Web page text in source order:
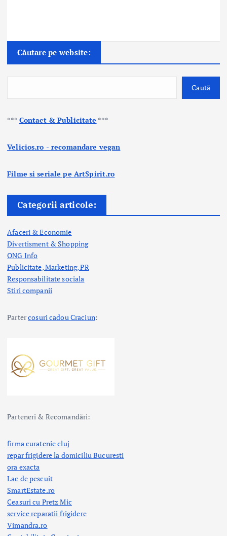
Căutare pe website:
Caută
*** Contact & Publicitate ***
Velicios.ro - recomandare vegan
Filme si seriale pe ArtSpirit.ro
Categorii articole:
Afaceri & Economie
Divertisment & Shopping
ONG Info
Publicitate, Marketing, PR
Responsabilitate sociala
Stiri companii
Partercosuri cadou Craciun:
Parteneri & Recomandări:
firma curatenie cluj
repar frigidere la domiciliu Bucuresti
ora exacta
Lac de pescuit
SmartEstate.ro
Ceasuri cu Pretz Mic
service reparatii frigidere
Vimandra.ro